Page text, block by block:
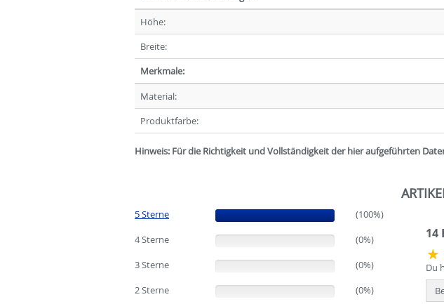
Höhe:
Breite:
Merkmale:
Material:
Produktfarbe:
Hinweis: Für die Richtigkeit und Vollständigkeit der hier aufgeführten
5 Sterne (100%)
(100%)
4 Sterne
(0%)
3 Sterne
(0%)
2 Sterne
(0%)
14
Du